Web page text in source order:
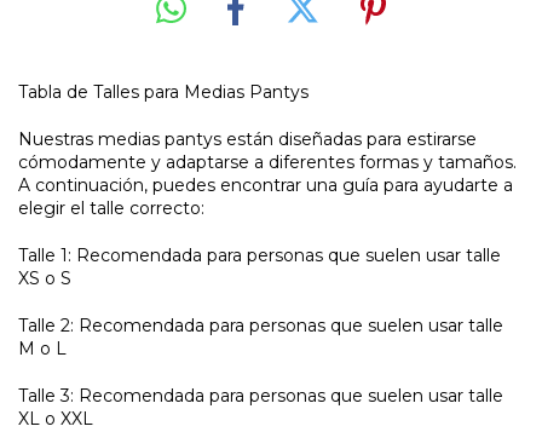
Tabla de Talles para Medias Pantys
Nuestras medias pantys están diseñadas para estirarse
cómodamente y adaptarse a diferentes formas y tamaños.
A continuación, puedes encontrar una guía para ayudarte a
elegir el talle correcto:
Talle 1: Recomendada para personas que suelen usar talle
XS o S
Talle 2: Recomendada para personas que suelen usar talle
M o L
Talle 3: Recomendada para personas que suelen usar talle
XL o XXL